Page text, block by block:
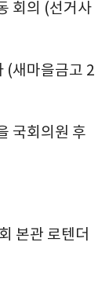
회의 (선거사
(새마을금고 2
국회의원 후
본관 로텐더